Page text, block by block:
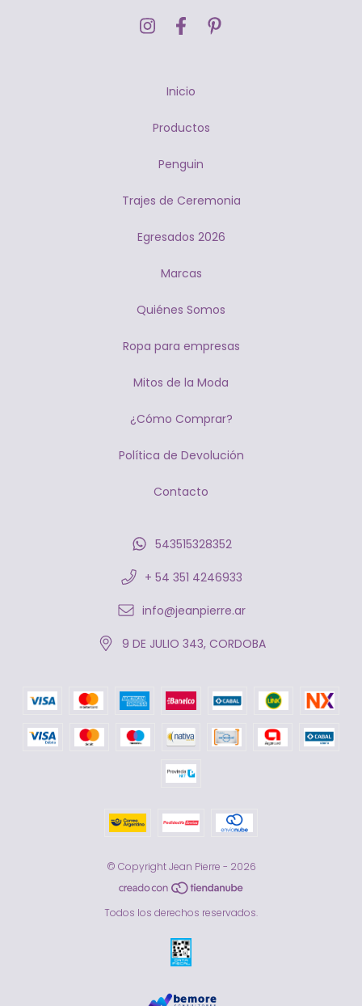
Inicio
Productos
Penguin
Trajes de Ceremonia
Egresados 2026
Marcas
Quiénes Somos
Ropa para empresas
Mitos de la Moda
¿Cómo Comprar?
Política de Devolución
Contacto
543515328352
+ 54 351 4246933
info@jeanpierre.ar
9 DE JULIO 343, CORDOBA
© Copyright Jean Pierre - 2026
Todos los derechos reservados.